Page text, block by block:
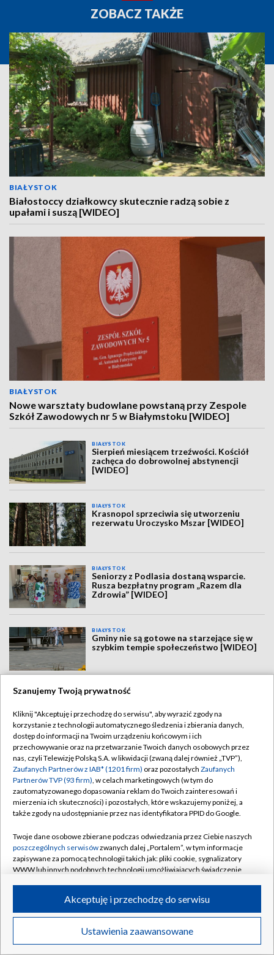
ZOBACZ TAKŻE
BIAŁYSTOK
Białostoccy działkowcy skutecznie radzą sobie z
upałami i suszą [WIDEO]
BIAŁYSTOK
Nowe warsztaty budowlane powstaną przy Zespole
Szkół Zawodowych nr 5 w Białymstoku [WIDEO]
BIAŁYSTOK
Sierpień miesiącem trzeźwości. Kościół
zachęca do dobrowolnej abstynencji
[WIDEO]
BIAŁYSTOK
Krasnopol sprzeciwia się utworzeniu
rezerwatu Uroczysko Mszar [WIDEO]
BIAŁYSTOK
Seniorzy z Podlasia dostaną wsparcie.
Rusza bezpłatny program „Razem dla
Zdrowia” [WIDEO]
BIAŁYSTOK
Gminy nie są gotowe na starzejące się w
szybkim tempie społeczeństwo [WIDEO]
BIAŁYSTOK / BYDGOSZCZ / GDAŃSK /
GORZÓW WLKP. / KATOWICE / KIELCE
KRAKÓW / LUBLIN / ŁÓDŹ / OLSZTYN /
SZCZECIN / WARSZAWA / WROCŁAW
Dołącz do nas:
TVP
Abonament TVP
Szanujemy Twoją prywatność
Kliknij "Akceptuję i przechodzę do serwisu", aby wyrazić zgody na
korzystanie z technologii automatycznego śledzenia i zbierania danych,
dostęp do informacji na Twoim urządzeniu końcowym i ich
przechowywanie oraz na przetwarzanie Twoich danych osobowych przez
nas, czyli Telewizję Polską S.A. w likwidacji (zwaną dalej również „TVP”),
Zaufanych Partnerów z IAB* (1201 firm) oraz pozostałych Zaufanych
Partnerów TVP (93 firm), w celach marketingowych (w tym do
zautomatyzowanego dopasowania reklam do Twoich zainteresowań i
mierzenia ich skuteczności) i pozostałych, które wskazujemy poniżej, a
także zgody na udostępnianie przez nas identyfikatora PPID do Google.
Twoje dane osobowe zbierane podczas odwiedzania przez Ciebie naszych
poszczególnych serwisówzwanych dalej „Portalem”, w tym informacje
zapisywane za pomocą technologii takich jak: pliki cookie, sygnalizatory
WWW lub innych podobnych technologii umożliwiających świadczenie
ruchu w Internecie.
Twoje dane osobowe zbierane podczas odwiedzania przez Ciebie
poszczególnych serwisówna Portalu, takie jak adresy IP, identyfikatory
Ustawienia zaawansowane
Akceptuję i przechodzę do serwisu